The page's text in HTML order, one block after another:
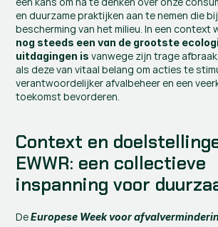
en duurzame praktijken aan te nemen die
bescherming van het milieu. In een context
nog steeds een van de grootste
uitdagingen is vanwege zijn trage
als deze van vitaal belang om acties te
verantwoordelijker afvalbeheer en een
toekomst bevorderen.
Context en
EWWR: een collectieve
inspanning voor
De Europese Week voor